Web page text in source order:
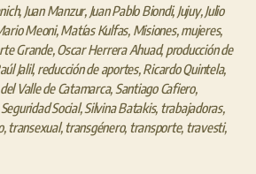
, Juan Manzur, Juan Pablo Biondi, Jujuy,Julio
Meoni,Matías Kulfas, Misiones,mujeres,
Grande,Oscar Herrera Ahuad,producción de
Jalil,reducción de aportes,Ricardo Quintela,
Valle de Catamarca, Santiago Cafiero,
Seguridad Social,Silvina Batakis, trabajadoras,
,transexual,transgénero, transporte, travesti,